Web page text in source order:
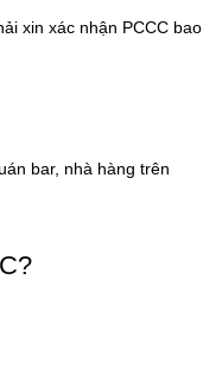
xin xác nhận PCCC bao
bar, nhà hàng trên